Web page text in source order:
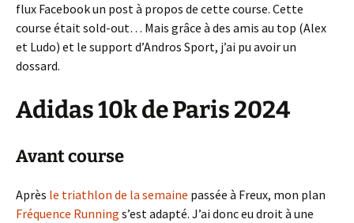
flux Facebook un post à propos de cette course. Cette
course était sold-out… Mais grâce à des amis au top (Alex
et Ludo) et le support d’Andros Sport, j’ai pu avoir un
dossard.
Adidas 10k de Paris 2024
Avant course
Après le triathlon de la semaine passée à Freux, mon plan
Fréquence Running s’est adapté. J’ai donc eu droit à une